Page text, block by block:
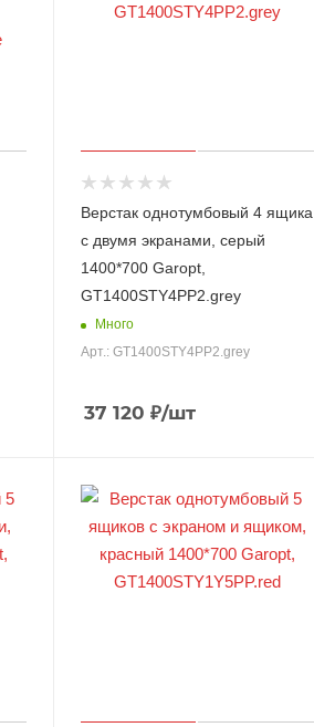
Верстак однотумбовый 4 ящика
с двумя экранами, серый
1400*700 Garopt,
GT1400STY4PP2.grey
Много
Арт.: GT1400STY4PP2.grey
37 120 ₽/шт